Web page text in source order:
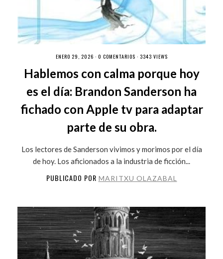
ENERO 29, 2026 · 0 COMENTARIOS · 3343 VIEWS
Hablemos con calma porque hoy
es el día: Brandon Sanderson ha
fichado con Apple tv para adaptar
parte de su obra.
Los lectores de Sanderson vivimos y morimos por el día
de hoy. Los aficionados a la industria de ficción...
PUBLICADO POR MARITXU OLAZABAL